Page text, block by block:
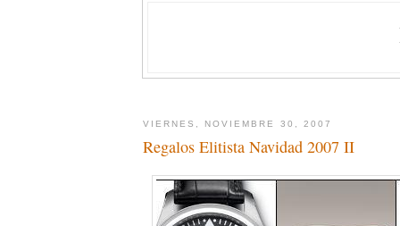
VIERNES, NOVIEMBRE 30, 2007
Regalos Elitista Navidad 2007 II